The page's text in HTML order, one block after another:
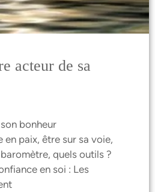
acteur de sa
bonheur
en paix, être sur sa voie,
quels outils ?
en soi : Les